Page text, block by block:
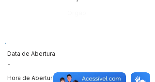
Data de Abertura
-
Hora de Abertura